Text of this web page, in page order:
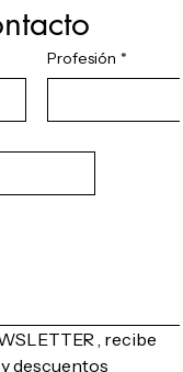
Profesión *
, recibe
descuentos